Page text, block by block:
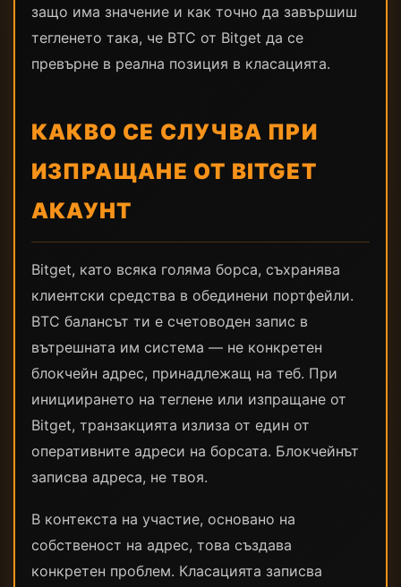
защо има значение и как точно да завършиш
тегленето така, че BTC от Bitget да се
превърне в реална позиция в класацията.
КАКВО СЕ СЛУЧВА ПРИ
ИЗПРАЩАНЕ ОТ BITGET
АКАУНТ
Bitget, като всяка голяма борса, съхранява
клиентски средства в обединени портфейли.
BTC балансът ти е счетоводен запис в
вътрешната им система — не конкретен
блокчейн адрес, принадлежащ на теб. При
инициирането на теглене или изпращане от
Bitget, транзакцията излиза от един от
оперативните адреси на борсата. Блокчейнът
записва адреса, не твоя.
В контекста на участие, основано на
собственост на адрес, това създава
конкретен проблем. Класацията записва